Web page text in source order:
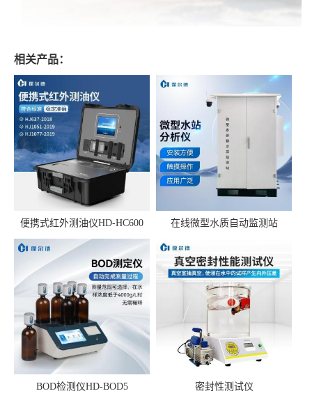
相关产品：
便携式红外测油仪HD-HC600 在线微型水质自动监测站
BOD检测仪HD-BOD5 密封性测试仪